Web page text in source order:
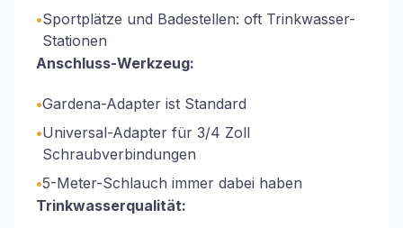
•Sportplätze und Badestellen: oft Trinkwasser-
Stationen
Anschluss-Werkzeug:
•Gardena-Adapter ist Standard
•Universal-Adapter für 3/4 Zoll
Schraubverbindungen
•5-Meter-Schlauch immer dabei haben
Trinkwasserqualität: